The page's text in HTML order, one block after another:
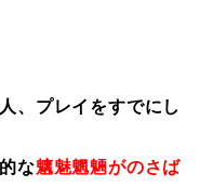
、プレイをすでにし
な魑魅魍魎がのさば